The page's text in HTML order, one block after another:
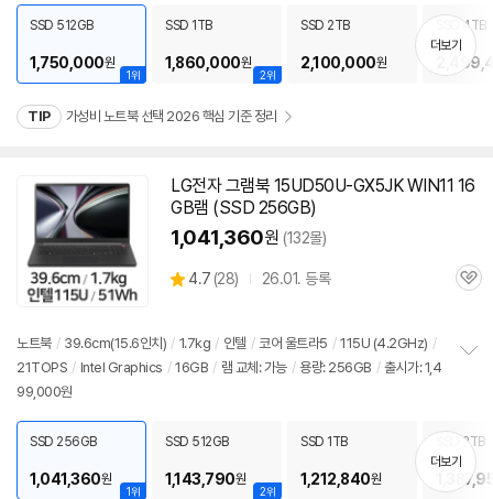
치
기
1위
SSD 512GB
1,750,000원
2위
SSD 1TB
1,860,000원
SSD 2TB
2,100,000원
SSD 4TB
더보기
TIP 가성비 노트북 선택 2026 핵심 기준 정리
LG전자 그램북 15UD50U-GX5JK WIN11 16
GB램 (SSD 256GB)
1,041,360원 (132몰)
별
4.7 (상
뷰
28) 26.01. 등록
관
노트북 / 39.6cm(15.6인치) / 1.7kg / 인텔 / 코어 울트라5 / 115U (4.2GHz) /
21TOPS / Intel Graphics / 16GB / 램 교체: 가능 / 용량: 256GB / 출시가: 1,4
99,000원
치
기
1위
SSD 256GB
1,041,360원
2위
SSD 512GB
1,143,790원
SSD 1TB
1,212,840원
SSD 2TB
더보기